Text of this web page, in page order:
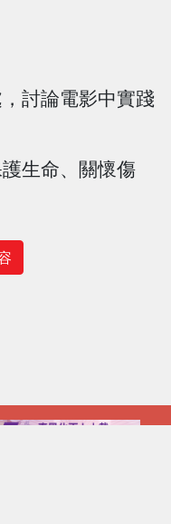
討論電影中實踐
生命、關懷傷